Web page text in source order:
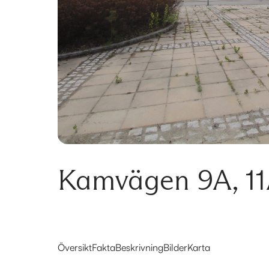
Kamvägen 9A,
ÖversiktFaktaBeskrivningBilderKarta